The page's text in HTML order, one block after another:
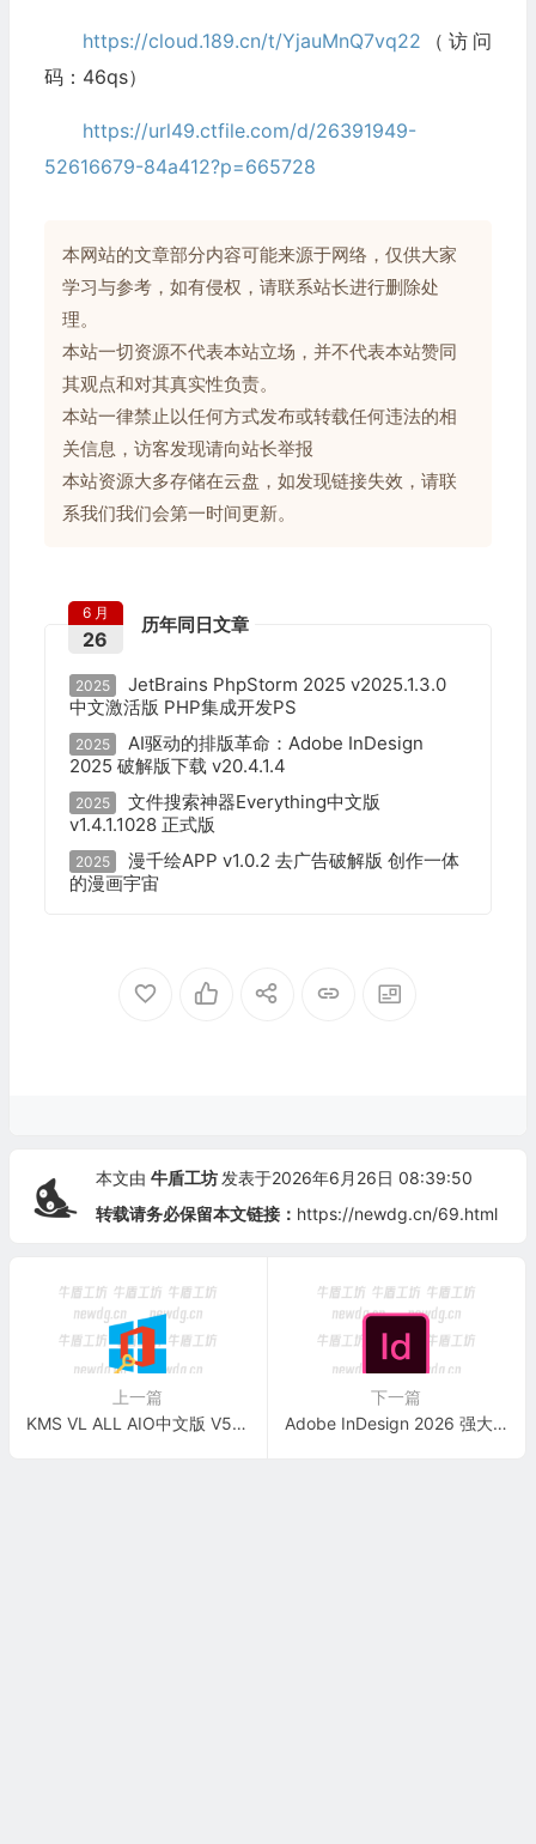
https://cloud.189.cn/t/YjauMnQ7vq22 （访问
码：46qs）
https://url49.ctfile.com/d/26391949-
52616679-84a412?p=665728
本网站的文章部分内容可能来源于网络，仅供大家
学习与参考，如有侵权，请联系站长进行删除处
理。
本站一切资源不代表本站立场，并不代表本站赞同
其观点和对其真实性负责。
本站一律禁止以任何方式发布或转载任何违法的相
关信息，访客发现请向站长举报
本站资源大多存储在云盘，如发现链接失效，请联
系我们我们会第一时间更新。
历年同日文章
6 月
26
2025
JetBrains PhpStorm 2025 v2025.1.3.0
中文激活版 PHP集成开发PS
2025
AI驱动的排版革命：Adobe InDesign
2025 破解版下载 v20.4.1.4
2025
文件搜索神器Everything中文版
v1.4.1.1028 正式版
2025
漫千绘APP v1.0.2 去广告破解版 创作一体
的漫画宇宙
本文由 牛盾工坊 发表于2026年6月26日 08:39:50
转载请务必保留本文链接： https://newdg.cn/69.html
上一篇
KMS VL ALL AIO中文版 V55 KMS激活工具
下一篇
Adobe InDesign 2026 强大的桌面出版软件 v21.4.1.4 中文特别版